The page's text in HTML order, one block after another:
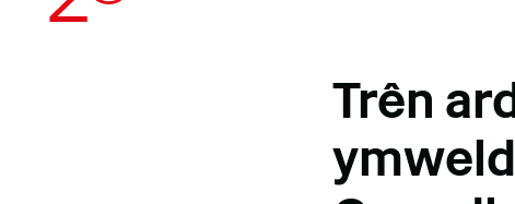
Trên